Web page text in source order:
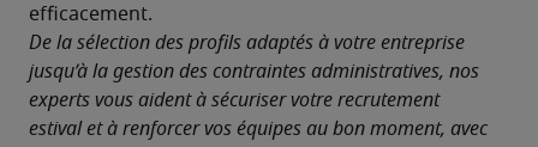
efficacement.
De la sélection des profils adaptés à votre entreprise
jusqu’à la gestion des contraintes administratives, nos
experts vous aident à sécuriser votre recrutement
estival et à renforcer vos équipes au bon moment, avec